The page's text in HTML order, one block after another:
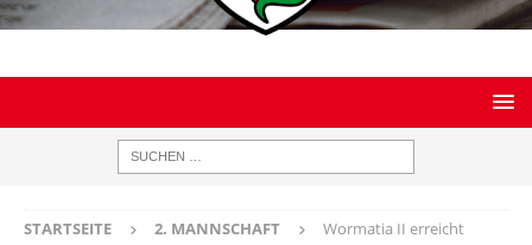
STARTSEITE 2. MANNSCHAFT
Wormatia II erreicht